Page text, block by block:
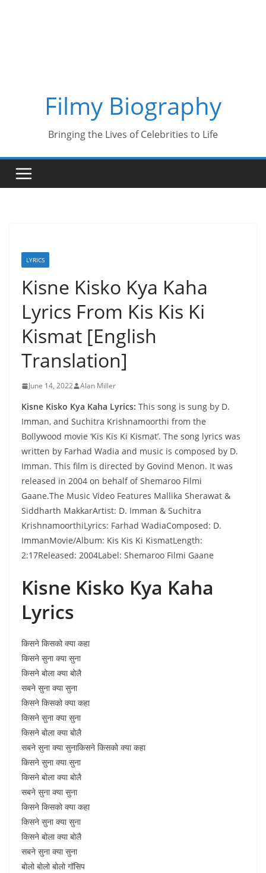
Filmy Biography
Bringing the Lives of Celebrities to Life
LYRICS
Kisne Kisko Kya Kaha
Lyrics From Kis Kis Ki
Kismat [English
Translation]
June 14, 2022 Alan Miller
Kisne Kisko Kya Kaha Lyrics: This song is sung by D.
Imman, and Suchitra Krishnamoorthi from the
Bollywood movie ‘Kis Kis Ki Kismat’. The song lyrics was
written by Farhad Wadia and music is composed by D.
Imman. This film is directed by Govind Menon. It was
released in 2004 on behalf of Shemaroo Filmi
Gaane.The Music Video Features Mallika Sherawat &
Siddharth MakkarArtist: D. Imman & Suchitra
KrishnamoorthiLyrics: Farhad WadiaComposed: D.
ImmanMovie/Album: Kis Kis Ki KismatLength:
2:17Released: 2004Label: Shemaroo Filmi Gaane
Kisne Kisko Kya Kaha
Lyrics
किसने किसको क्या कहा
किसने सुना क्या सुना
किसने बोला क्या बोलै
सबने सुना क्या सुना
किसने किसको क्या कहा
किसने सुना क्या सुना
किसने बोला क्या बोलै
सबने सुना क्या सुनाकिसने किसको क्या कहा
किसने सुना क्या सुना
किसने बोला क्या बोलै
सबने सुना क्या सुना
किसने किसको क्या कहा
किसने सुना क्या सुना
किसने बोला क्या बोलै
सबने सुना क्या सुना
बोलो बोलो बोलो गॉसिप